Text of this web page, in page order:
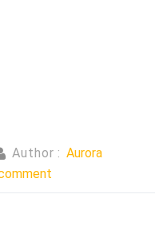
Author : Aurora